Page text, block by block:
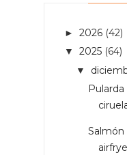
► 2026 (42)
▼ 2025 (64)
▼